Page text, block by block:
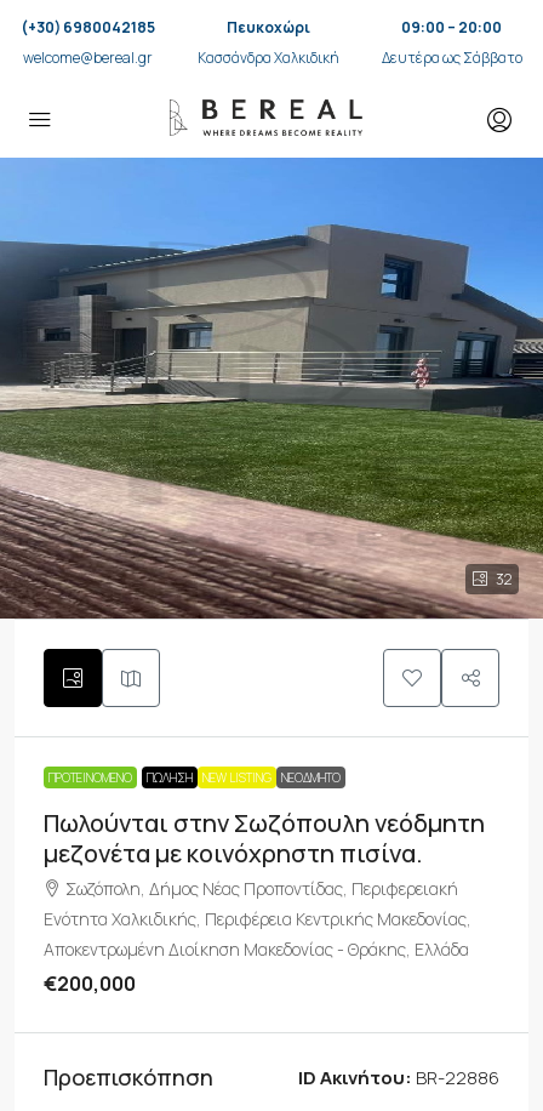
(+30) 6980042185
welcome@bereal.gr
Πευκοχώρι
Κασσάνδρα Χαλκιδική
09:00 – 20:00
Δευτέρα ως Σάββατο
32
ΠΡΟΤΕΙΝΌΜΕΝΟ ΠΏΛΗΣΗ NEW LISTING ΝΕΟΔΜΗΤΟ
Πωλούνται στην Σωζόπουλη νεόδμητη
μεζονέτα με κοινόχρηστη πισίνα.
Σωζόπολη, Δήμος Νέας Προποντίδας, Περιφερειακή
Ενότητα Χαλκιδικής, Περιφέρεια Κεντρικής Μακεδονίας,
Αποκεντρωμένη Διοίκηση Μακεδονίας - Θράκης, Ελλάδα
€200,000
Προεπισκόπηση ID Ακινήτου: BR-22886